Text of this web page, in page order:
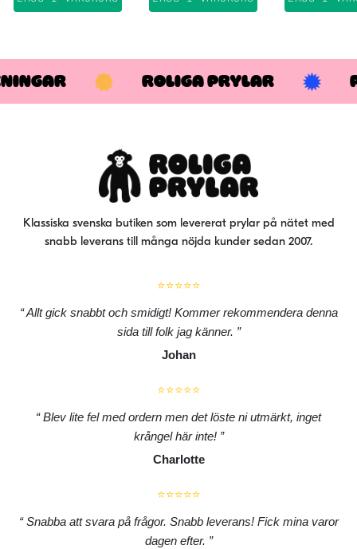
ROLIGA PRYLAR
Klassiska svenska butiken som levererat prylar på nätet med
snabb leverans till många nöjda kunder sedan 2007.
⭐⭐⭐⭐⭐
Allt gick snabbt och smidigt! Kommer rekommendera denna
sida till folk jag känner.
Johan
⭐⭐⭐⭐⭐
Blev lite fel med ordern men det löste ni utmärkt, inget
krångel här inte!
Charlotte
⭐⭐⭐⭐⭐
Snabba att svara på frågor. Snabb leverans! Fick mina varor
dagen efter.